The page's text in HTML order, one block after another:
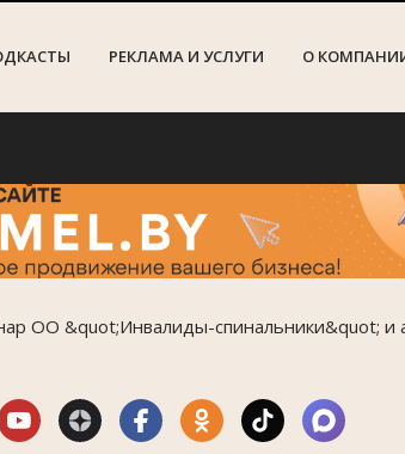
РЕКЛАМА И УСЛУГИ О
ОО &quot;Инвалиды-спинальники&quot; и